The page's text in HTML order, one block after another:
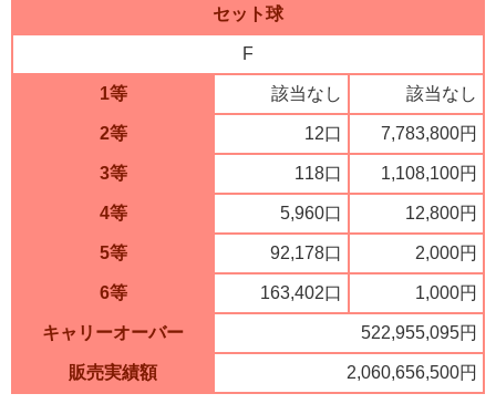
セット球
F
1等 該当なし 該当なし
2等 12口 7,783,800円
3等 118口 1,108,100円
4等 5,960口 12,800円
5等 92,178口 2,000円
6等 163,402口 1,000円
キャリーオーバー 522,955,095円
販売実績額 2,060,656,500円